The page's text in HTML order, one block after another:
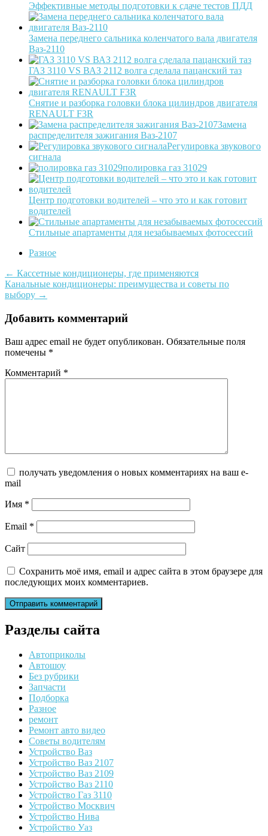
Эффективные методы подготовки к сдаче тестов ПДД
Замена переднего сальника коленчатого вала двигателя
Ваз-2110
ГАЗ 3110 VS ВАЗ 2112 волга сделала пацанский таз
Снятие и разборка головки блока цилиндров двигателя
RENAULT F3R
Замена
распределителя зажигания Ваз-2107
Регулировка звукового
сигнала
полировка газ 31029
Центр подготовки водителей – что это и как готовит
водителей
Стильные апартаменты для незабываемых фотосессий
Разное
Post
navigation
← Кассетные кондиционеры, где применяются
Канальные кондиционеры: преимущества и советы по
выбору →
Добавить комментарий
Ваш адрес email не будет опубликован. Обязательные поля
помечены *
Комментарий *
получать уведомления о новых комментариях на ваш e-
mail
Имя *
Email *
Сайт
Сохранить моё имя, email и адрес сайта в этом браузере для
последующих моих комментариев.
Разделы сайта
Автоприколы
Автошоу
Без рубрики
Запчасти
Подборка
Разное
ремонт
Ремонт авто видео
Советы водителям
Устройство Ваз
Устройство Ваз 2107
Устройство Ваз 2109
Устройство Ваз 2110
Устройство Газ 3110
Устройство Москвич
Устройство Нива
Устройство Уаз